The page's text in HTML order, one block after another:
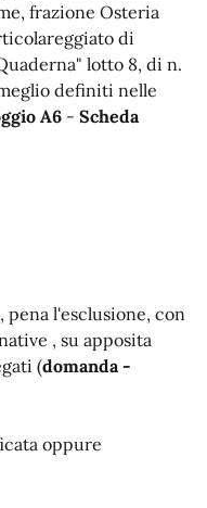
frazione Osteria
di
lotto 8, di n.
definiti nelle
A6 - Scheda
l'esclusione, con
, su apposita
(domanda -
oppure